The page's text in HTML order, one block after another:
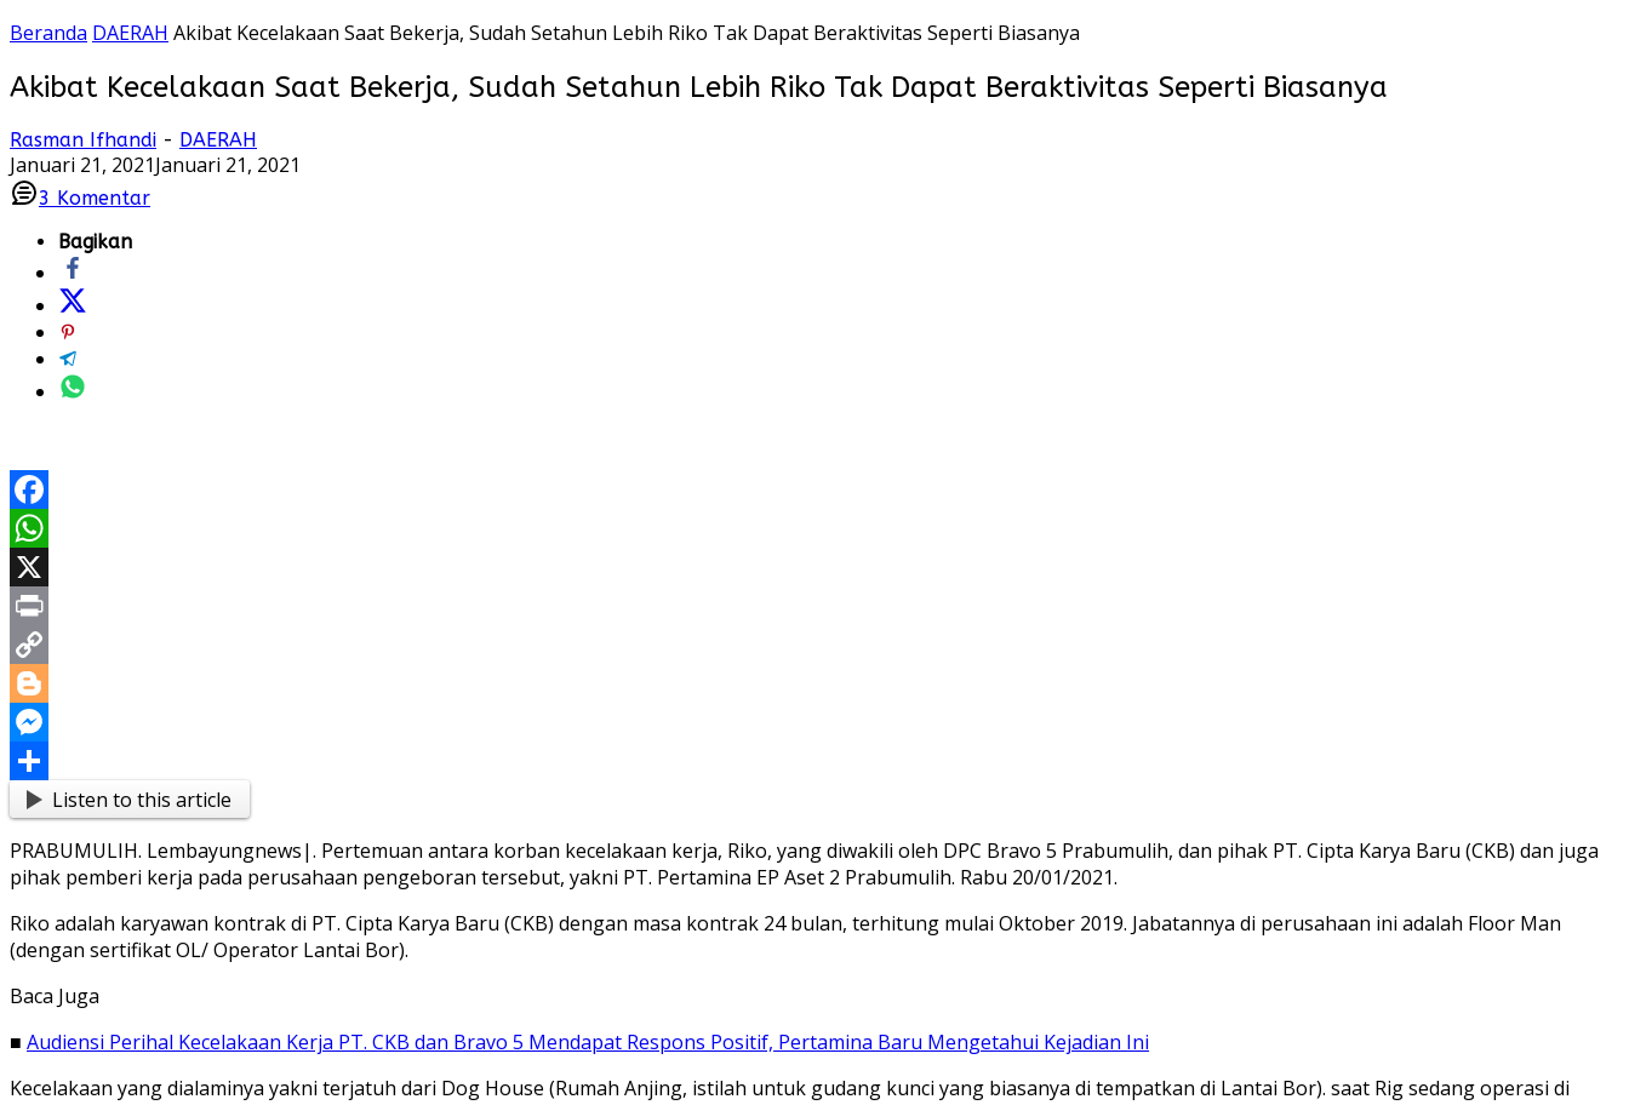
Beranda DAERAH Akibat Kecelakaan Saat Bekerja, Sudah Setahun Lebih Riko Tak Dapat Beraktivitas Seperti Biasanya
Akibat Kecelakaan Saat Bekerja, Sudah Setahun Lebih Riko Tak Dapat Beraktivitas Seperti Biasanya
Rasman Ifhandi - DAERAH
Januari 21, 2021Januari 21, 2021
3 Komentar
Bagikan
Facebook
WhatsApp
X
Print
Copy
Link
Blogger
Messenger
ShareListen to this article
PRABUMULIH. Lembayungnews|. Pertemuan antara korban kecelakaan kerja, Riko, yang diwakili oleh DPC Bravo 5 Prabumulih, dan pihak PT. Cipta Karya Baru (CKB) dan juga
pihak pemberi kerja pada perusahaan pengeboran tersebut, yakni PT. Pertamina EP Aset 2 Prabumulih. Rabu 20/01/2021.
Riko adalah karyawan kontrak di PT. Cipta Karya Baru (CKB) dengan masa kontrak 24 bulan, terhitung mulai Oktober 2019. Jabatannya di perusahaan ini adalah Floor Man
(dengan sertifikat OL/ Operator Lantai Bor).
Baca Juga
■ Audiensi Perihal Kecelakaan Kerja PT. CKB dan Bravo 5 Mendapat Respons Positif, Pertamina Baru Mengetahui Kejadian Ini
Kecelakaan yang dialaminya yakni terjatuh dari Dog House (Rumah Anjing, istilah untuk gudang kunci yang biasanya di tempatkan di Lantai Bor). saat Rig sedang operasi di